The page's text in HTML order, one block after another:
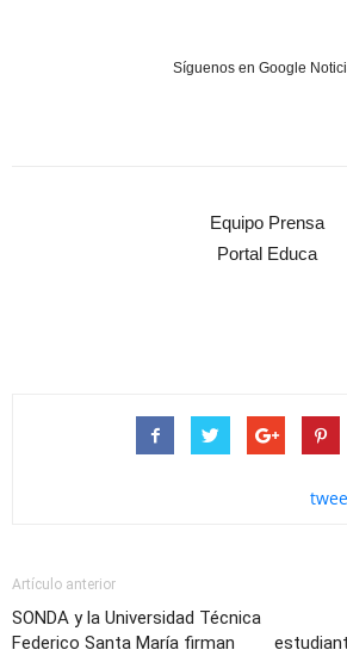
Síguenos en Google
Equipo Prensa
Portal Educa
Artículo anterior
SONDA y la Universidad Técnica
Federico Santa María firman